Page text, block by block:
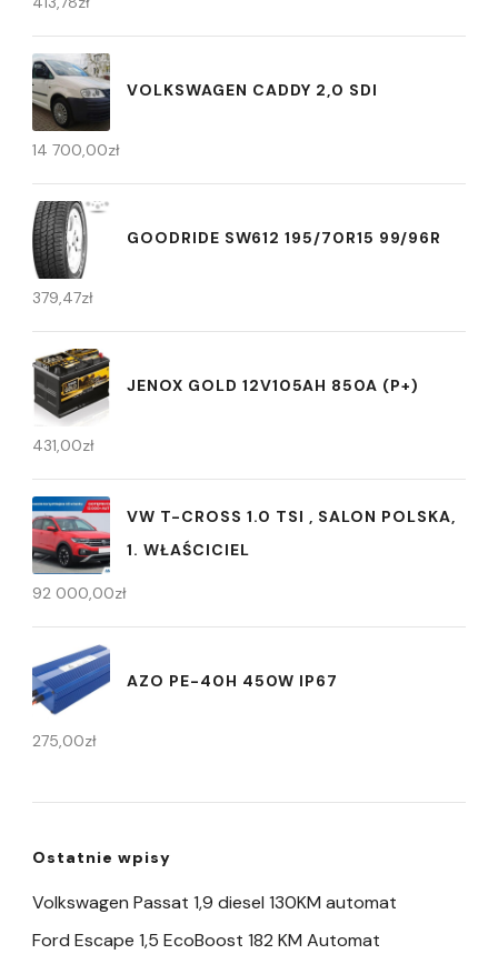
VOLKSWAGEN CADDY 2,0 SDI
14 700,00zł
GOODRIDE SW612 195/70R15 99/96R
379,47zł
JENOX GOLD 12V105AH 850A (P+)
431,00zł
VW T-CROSS 1.0 TSI , SALON POLSKA,
1. WŁAŚCICIEL
92 000,00zł
AZO PE-40H 450W IP67
275,00zł
Ostatnie wpisy
Volkswagen Passat 1,9 diesel 130KM automat
Ford Escape 1,5 EcoBoost 182 KM Automat